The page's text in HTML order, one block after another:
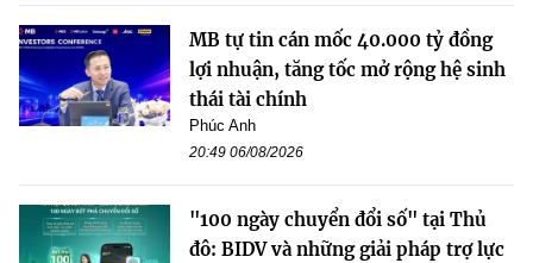
MB tự tin cán mốc 40.000 tỷ đồng
lợi nhuận, tăng tốc mở rộng hệ sinh
thái tài chính
Phúc Anh
20:49 06/08/2026
"100 ngày chuyển đổi số" tại Thủ
đô: BIDV và những giải pháp trợ lực